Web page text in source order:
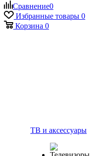
Сравнение0
Избранные товары 0
Корзина 0
ТВ и аксессуары